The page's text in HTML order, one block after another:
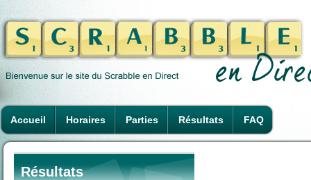
Accueil Horaires Parties Résultats FAQ
Résultats